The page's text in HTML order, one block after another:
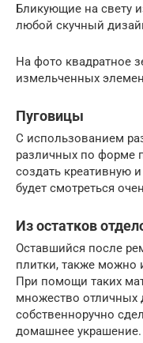
Бликующие на свету
любой скучный
На фото квадратное
измельченных
Пуговицы
С использованием
различных по форме
создать креативную
будет смотреться
Из остатков
Оставшийся после
плитки, также можно
При помощи таких
множество отличных
собственноручно
домашнее украшение.